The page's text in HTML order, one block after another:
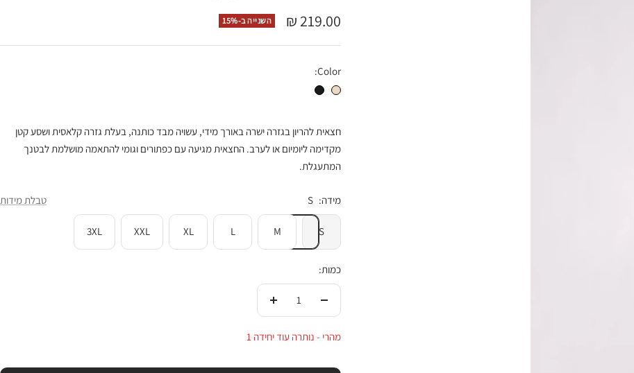
מחיר
בהנחה
219.00 ₪ השנייה ב-15%
Color:
חצאית הריון קורל טבעיחצאית הריון קורל שחור
חצאית להריון בגזרה ישרה באורך מידי, עשויה מבד כותנה, בעלת גזרה קלאסית ושסע קטן
מקדימה ליומיום או לערב. החצאית מגיעה עם כפתורים וגומי להתאמה מושלמת לבטנך
המתעגלת.
מידה: S טבלת מידות
S
M
L
XL
XXL
3XL
כמות:
העלי
מהרי - נותרה עוד יחידה 1